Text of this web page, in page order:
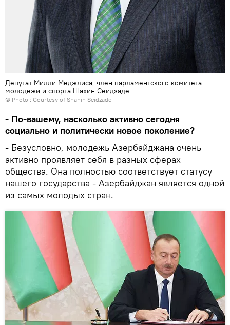
Депутат Милли Меджлиса, член парламентского комитета
молодежи и спорта Шахин Сеидзаде
© Photo : Courtesy of Shahin Seidzade
- По-вашему, насколько активно сегодня
социально и политически новое поколение?
- Безусловно, молодежь Азербайджана очень
активно проявляет себя в разных сферах
общества. Она полностью соответствует статусу
нашего государства - Азербайджан является одной
из самых молодых стран.